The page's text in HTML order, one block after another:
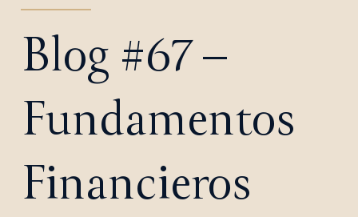
Blog #67 –
Fundamentos
Financieros